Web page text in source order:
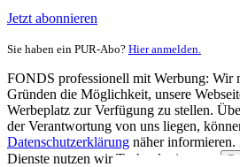
Jetzt abonnieren
Sie haben ein PUR-Abo? Hier anmelden.
FONDS professionell mit Werbung: Wir
Gründen die Möglichkeit, unsere
Werbeplatz zur Verfügung zu stellen.
der Verantwortung von uns liegen,
Datenschutzerklärung näher informieren.
Dienste nutzen wir Technologien von